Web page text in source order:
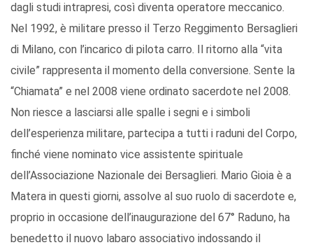
dagli studi intrapresi, così diventa operatore meccanico.
Nel 1992, è militare presso il Terzo Reggimento Bersaglieri
di Milano, con l’incarico di pilota carro. Il ritorno alla “vita
civile” rappresenta il momento della conversione. Sente la
“Chiamata” e nel 2008 viene ordinato sacerdote nel 2008.
Non riesce a lasciarsi alle spalle i segni e i simboli
dell’esperienza militare, partecipa a tutti i raduni del Corpo,
finché viene nominato vice assistente spirituale
dell’Associazione Nazionale dei Bersaglieri. Mario Gioia è a
Matera in questi giorni, assolve al suo ruolo di sacerdote e,
proprio in occasione dell’inaugurazione del 67° Raduno, ha
benedetto il nuovo labaro associativo indossando il